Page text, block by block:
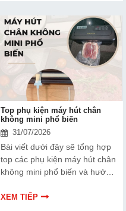
Top phụ kiện máy hút chân
không mini phổ biến
31/07/2026
Bài viết dưới đây sẽ tổng hợp
top các phụ kiện máy hút chân
không mini phổ biến và hướng
chuẩn kỹ thuật ngay tại nhà.
XEM TIẾP